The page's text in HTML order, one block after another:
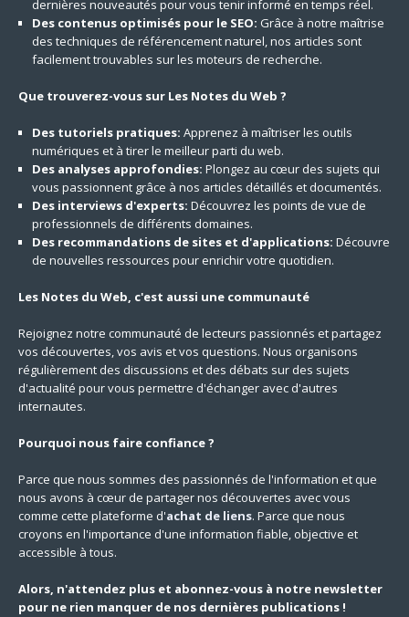
dernières nouveautés pour vous tenir informé en temps réel.
Des contenus optimisés pour le SEO: Grâce à notre maîtrise
des techniques de référencement naturel, nos articles sont
facilement trouvables sur les moteurs de recherche.
Que trouverez-vous sur Les Notes du Web ?
Des tutoriels pratiques: Apprenez à maîtriser les outils
numériques et à tirer le meilleur parti du web.
Des analyses approfondies: Plongez au cœur des sujets qui
vous passionnent grâce à nos articles détaillés et documentés.
Des interviews d'experts: Découvrez les points de vue de
professionnels de différents domaines.
Des recommandations de sites et d'applications: Découvre
de nouvelles ressources pour enrichir votre quotidien.
Les Notes du Web, c'est aussi une communauté
Rejoignez notre communauté de lecteurs passionnés et partagez
vos découvertes, vos avis et vos questions. Nous organisons
régulièrement des discussions et des débats sur des sujets
d'actualité pour vous permettre d'échanger avec d'autres
internautes.
Pourquoi nous faire confiance ?
Parce que nous sommes des passionnés de l'information et que
nous avons à cœur de partager nos découvertes avec vous
comme cette plateforme d'achat de liens. Parce que nous
croyons en l'importance d'une information fiable, objective et
accessible à tous.
Alors, n'attendez plus et abonnez-vous à notre newsletter
pour ne rien manquer de nos dernières publications !